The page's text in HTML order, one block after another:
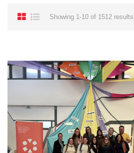
Showing 1-10 of 1512 results